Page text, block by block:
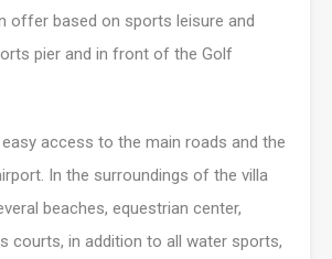
offer based on sports leisure and
pier and in front of the Golf
access to the main roads and the
In the surroundings of the villa
beaches, equestrian center,
courts, in addition to all water sports,